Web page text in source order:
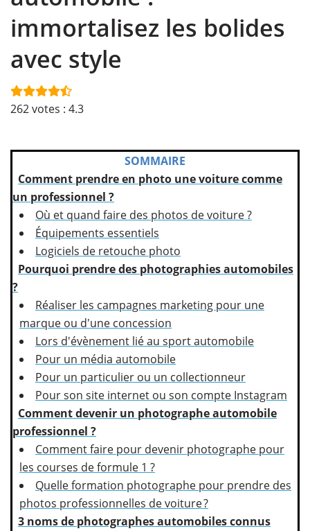
immortalisez les bolides
avec style
262votes : 4.3
SOMMAIRE
Comment prendre en photo une voiture comme
un professionnel ?
Où et quand faire des photos de voiture ?
Équipements essentiels
Logiciels de retouche photo
Pourquoi prendre des photographies automobiles
?
Réaliser les campagnes marketing pour une
marque ou d'une concession
Lors d'évènement lié au sport automobile
Pour un média automobile
Pour un particulier ou un collectionneur
Pour son site internet ou son compte Instagram
Comment devenir un photographe automobile
professionnel ?
Comment faire pour devenir photographe pour
les courses de formule 1 ?
Quelle formation photographe pour prendre des
photos professionnelles de voiture ?
3 noms de photographes automobiles connus